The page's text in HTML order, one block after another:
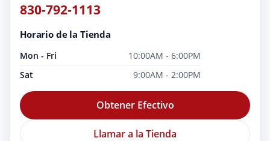
830-792-1113
Horario de la Tienda
Mon - Fri
10:00AM - 6:00PM
Sat
9:00AM - 2:00PM
Obtener Efectivo
Llamar a la Tienda